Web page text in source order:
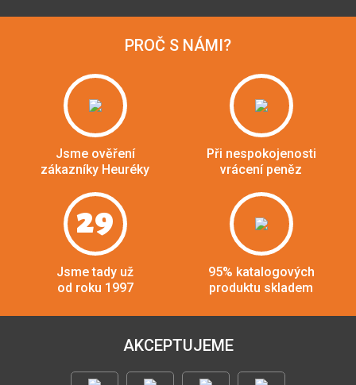
PROČ S NÁMI?
Jsme ověření
zákazníky Heuréky
Při nespokojenosti
vrácení peněz
29
Jsme tady už
od roku 1997
95% katalogových
produktu skladem
AKCEPTUJEME